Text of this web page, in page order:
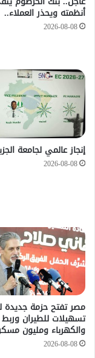
أنظمته ويحذر العملاء..
2026-08-08
إنجاز عالمي لجامعة
2026-08-08
مصر تفتح حزمة جديدة
تسهيلات للطيران
والكهرباء ومليون
2026-08-08